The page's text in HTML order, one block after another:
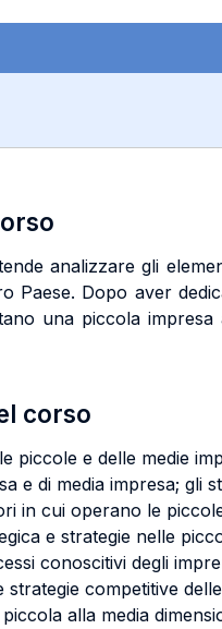
analizzare gli
Paese. Dopo aver
una piccola
corso
piccole e delle medie
e di media impresa; gli
in cui operano le
e strategie nelle
conoscitivi degli
strategie competitive
alla media